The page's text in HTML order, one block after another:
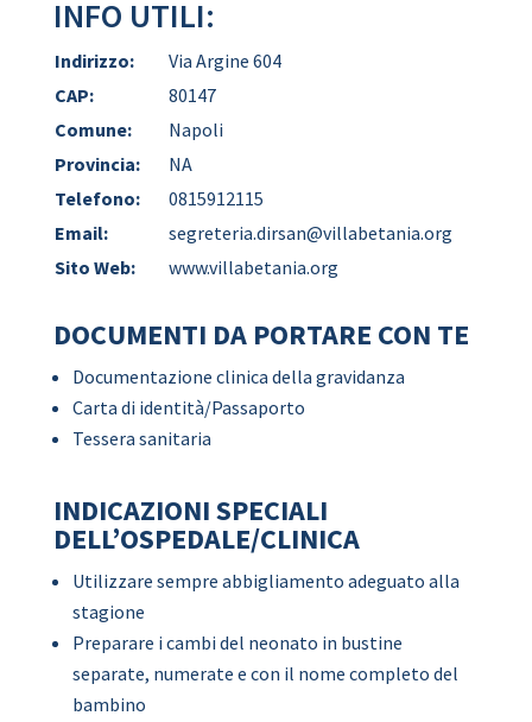
INFO UTILI:
Indirizzo:
Via Argine 604
CAP:
80147
Comune:
Napoli
Provincia:
NA
Telefono:
0815912115
Email:
segreteria.dirsan@villabetania.org
Sito Web:
www.villabetania.org
DOCUMENTI DA PORTARE CON TE
Documentazione clinica della gravidanza
Carta di identità/Passaporto
Tessera sanitaria
INDICAZIONI SPECIALI
DELL’OSPEDALE/CLINICA
Utilizzare sempre abbigliamento adeguato alla
stagione
Preparare i cambi del neonato in bustine
separate, numerate e con il nome completo del
bambino